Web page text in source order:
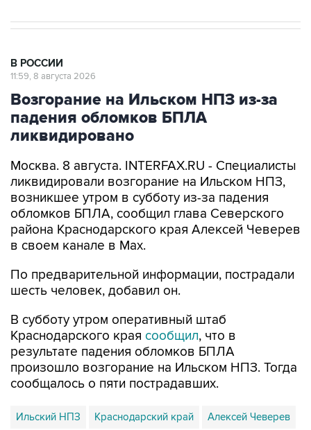
В РОССИИ
11:59, 8 августа 2026
Возгорание на Ильском НПЗ из-за
падения обломков БПЛА
ликвидировано
Москва. 8 августа. INTERFAX.RU - Специалисты
ликвидировали возгорание на Ильском НПЗ,
возникшее утром в субботу из-за падения
обломков БПЛА, сообщил глава Северского
района Краснодарского края Алексей Чеверев
в своем канале в Max.
По предварительной информации, пострадали
шесть человек, добавил он.
В субботу утром оперативный штаб
Краснодарского края сообщил, что в
результате падения обломков БПЛА
произошло возгорание на Ильском НПЗ. Тогда
сообщалось о пяти пострадавших.
Ильский НПЗ Краснодарский край Алексей Чеверев